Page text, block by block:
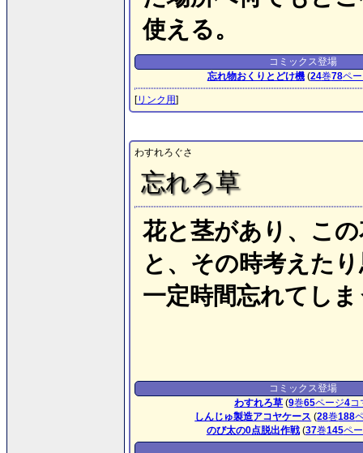
使える。
コミックス登場
忘れ物おくりとどけ機(24巻78ペ
[リンク用]
わすれろぐさ
忘れろ草
花と茎があり、こ
と、その時考えた
一定時間忘れてし
コミックス登場
わすれろ草 (9巻65ページ4コ
しんじゅ製造アコヤケース (28巻188
のび太の0点脱出作戦(37巻145ペ